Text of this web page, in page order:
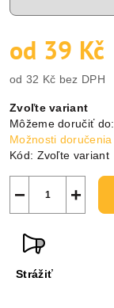
od 39 Kč
od 32 Kč bez DPH
cena:
Zvoľte variant
Môžeme doručiť do:
Možnosti doručenia
Kód: Zvoľte variant
+
−
Strážiť